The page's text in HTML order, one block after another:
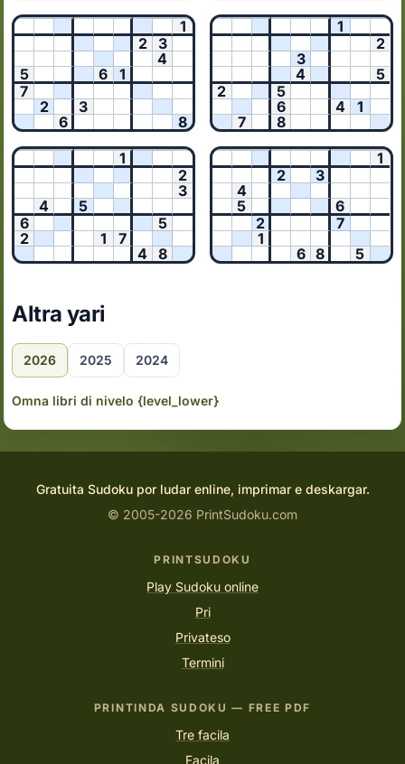
1
2
3
4
5
6
1
7
2
3
6
8
1
2
3
4
5
2
5
6
4
1
7
8
1
2
3
4
5
6
5
2
1
7
4 8
1
2
3
4
5
6
2
7
1
6 8 5
Altra yari
2026 2025 2024
Omna libri di nivelo {level_lower}
Gratuita Sudoku por ludar enline, imprimar e deskargar.
© 2005-2026 PrintSudoku.com
PRINTSUDOKU
Play Sudoku online
Pri
Privateso
Termini
PRINTINDA SUDOKU — FREE PDF
Tre facila
Facila